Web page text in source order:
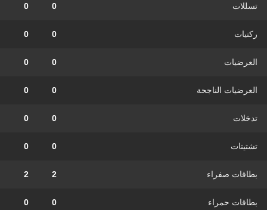
تسللات 0
0
ركنيات 0
0
العرضيات 0
0
العرضيات الناجحة 0
0
تدخلات 0
0
تشتيتات 0
0
بطاقات صفراء 2
2
بطاقات حمراء 0
0